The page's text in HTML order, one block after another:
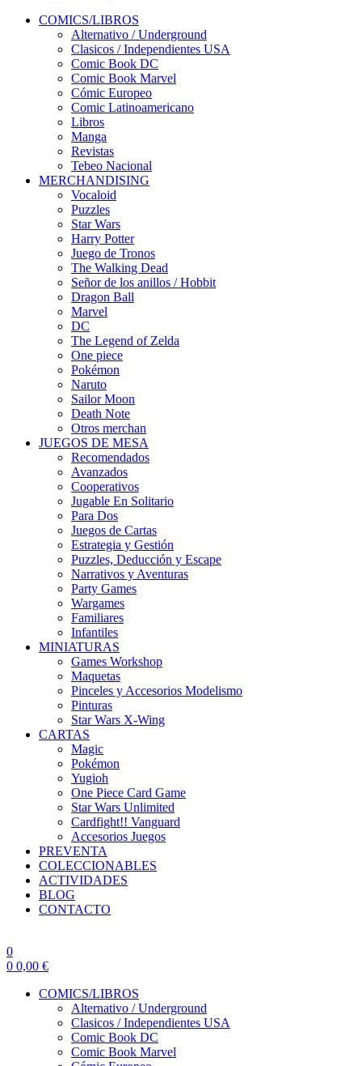
COMICS/LIBROS
Alternativo / Underground
Clasicos / Independientes USA
Comic Book DC
Comic Book Marvel
Cómic Europeo
Comic Latinoamericano
Libros
Manga
Revistas
Tebeo Nacional
MERCHANDISING
Vocaloid
Puzzles
Star Wars
Harry Potter
Juego de Tronos
The Walking Dead
Señor de los anillos / Hobbit
Dragon Ball
Marvel
DC
The Legend of Zelda
One piece
Pokémon
Naruto
Sailor Moon
Death Note
Otros merchan
JUEGOS DE MESA
Recomendados
Avanzados
Cooperativos
Jugable En Solitario
Para Dos
Juegos de Cartas
Estrategia y Gestión
Puzzles, Deducción y Escape
Narrativos y Aventuras
Party Games
Wargames
Familiares
Infantiles
MINIATURAS
Games Workshop
Maquetas
Pinceles y Accesorios Modelismo
Pinturas
Star Wars X-Wing
CARTAS
Magic
Pokémon
Yugioh
One Piece Card Game
Star Wars Unlimited
Cardfight!! Vanguard
Accesorios Juegos
PREVENTA
COLECCIONABLES
ACTIVIDADES
BLOG
CONTACTO
0
0 0,00 €
COMICS/LIBROS
Alternativo / Underground
Clasicos / Independientes USA
Comic Book DC
Comic Book Marvel